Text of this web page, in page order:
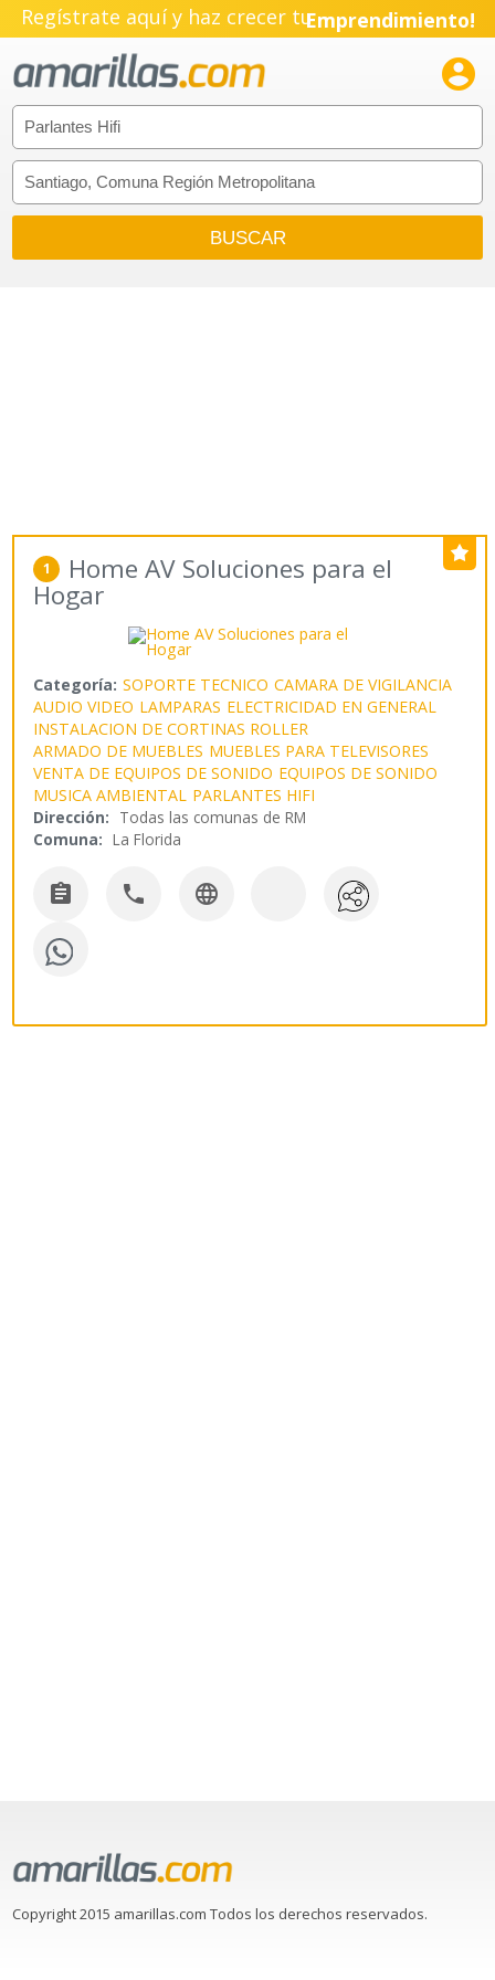
Regístrate aquí y haz crecer tuEmprendimiento!

1 Home AV Soluciones para el
Hogar
Categoría: SOPORTE TECNICO CAMARA DE VIGILANCIA
AUDIO VIDEO LAMPARAS ELECTRICIDAD EN GENERAL
INSTALACION DE CORTINAS ROLLER
ARMADO DE MUEBLES MUEBLES PARA TELEVISORES
VENTA DE EQUIPOS DE SONIDO EQUIPOS DE SONIDO
MUSICA AMBIENTAL PARLANTES HIFI
Dirección: Todas las comunas de RM
Comuna: La Florida
  
Copyright 2015 amarillas.com Todos los derechos reservados.